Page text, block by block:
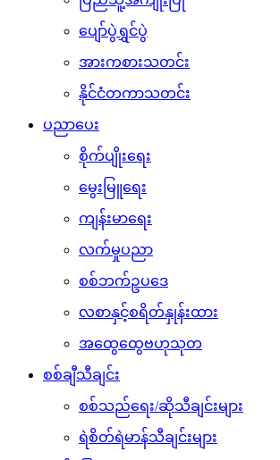
ပျော်ပွဲရွှင်ပွဲ
အားကစားသတင်း
နိုင်ငံတကာသတင်း
ပညာပေး
စိုက်ပျိုးရေး
မွေးမြူရေး
ကျန်းမာရေး
လက်မှုပညာ
စစ်ဘက်ဥပဒေ
လစာနှင့်စရိတ်နှုန်းထား
အထွေထွေဗဟုသုတ
စစ်ချီသီချင်း
စစ်သည်ရေး/ဆိုသီချင်းများ
ရဲစိတ်ရဲမာန်သီချင်းများ